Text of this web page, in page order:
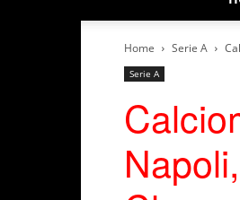
Home Serie A
Serie A